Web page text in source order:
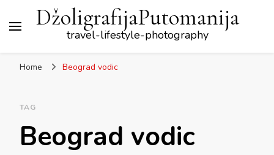
DžoligrafijaPutomanija
travel-lifestyle-photography
Home Beograd vodic
TAG
Beograd vodic